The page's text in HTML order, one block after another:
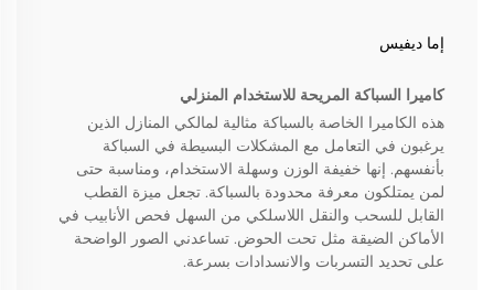
إما ديفيس
كاميرا السباكة المريحة للاستخدام المنزلي
هذه الكاميرا الخاصة بالسباكة مثالية لمالكي المنازل الذين
يرغبون في التعامل مع المشكلات البسيطة في السباكة
بأنفسهم. إنها خفيفة الوزن وسهلة الاستخدام، ومناسبة حتى
لمن يمتلكون معرفة محدودة بالسباكة. تجعل ميزة القطب
القابل للسحب والنقل اللاسلكي من السهل فحص الأنابيب في
الأماكن الضيقة مثل تحت الحوض. تساعدني الصور الواضحة
على تحديد التسربات والانسدادات بسرعة.